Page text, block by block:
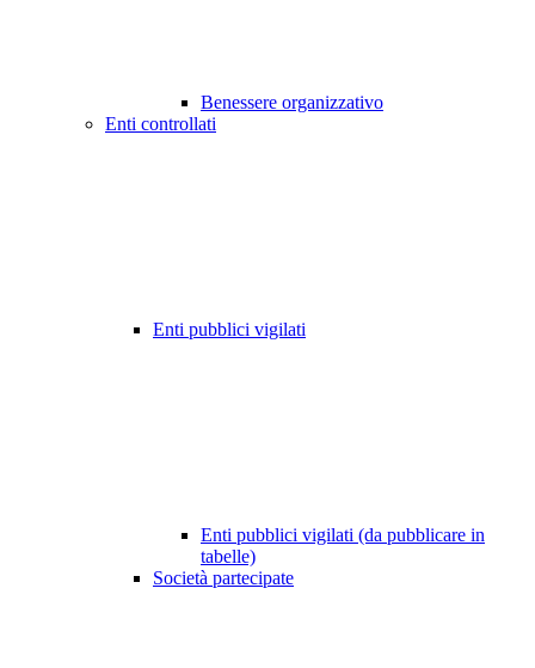
Benessere organizzativo
Enti controllati
Enti pubblici vigilati
Enti pubblici vigilati (da pubblicare in
tabelle)
Società partecipate